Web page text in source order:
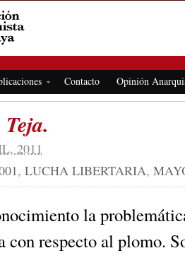
Contacto Opinión
2011
, LUCHA LIBERTARIA,
la
con respecto al plomo.